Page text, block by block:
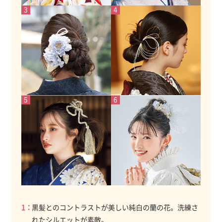
黒髪とのコントラストが美しい純白の蘭の花。洗練さ
れたシルエットが素敵。